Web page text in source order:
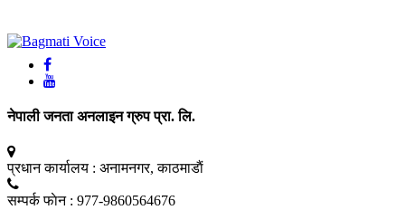
नेपाली जनता अनलाइन ग्रुप प्रा. लि.
प्रधान कार्यालय : अनामनगर, काठमाडाैं
सम्पर्क फाेन : 977-9860564676